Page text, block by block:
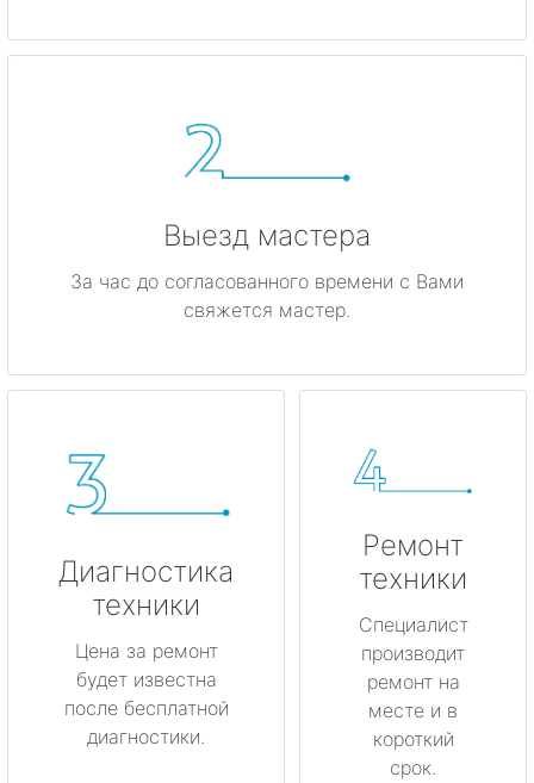
Выезд мастера
За час до согласованного времени с Вами
свяжется мастер.
Диагностика
техники
Цена за ремонт
будет известна
после бесплатной
диагностики.
Ремонт
техники
Специалист
производит
ремонт на
месте и в
короткий
срок.